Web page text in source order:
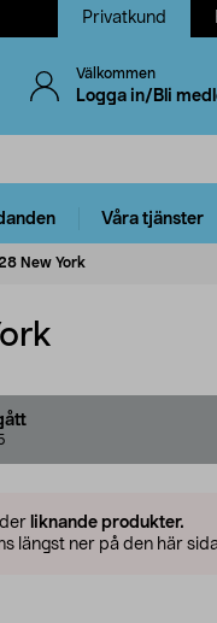
Privatkund
Välkommen
Logga in/Bli
Våra tjänster
New York
liknande produkter.
längst ner på den här